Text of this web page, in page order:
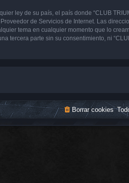
ley de su país, el país donde “CLUB
de Servicios de Internet. Las
tema en cualquier momento que lo
parte sin su consentimiento, ni
Borrar cookies